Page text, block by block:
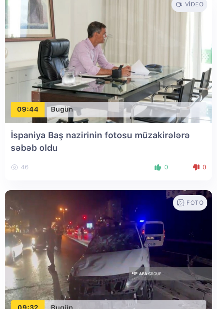
09:44 Bugün
VIDEO
İspaniya Baş nazirinin fotosu müzakirələrə
səbəb oldu
46 0 0
FOTO